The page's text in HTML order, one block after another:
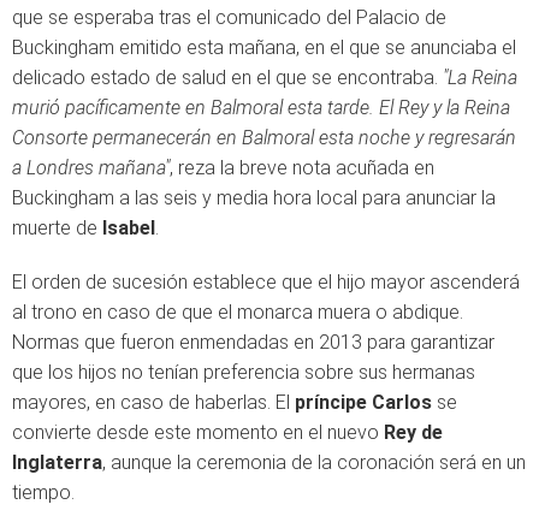
que se esperaba tras el comunicado del Palacio de
Buckingham emitido esta mañana, en el que se anunciaba el
delicado estado de salud en el que se encontraba. "La Reina
murió pacíficamente en Balmoral esta tarde. El Rey y la Reina
Consorte permanecerán en Balmoral esta noche y regresarán
a Londres mañana", reza la breve nota acuñada en
Buckingham a las seis y media hora local para anunciar la
muerte de Isabel.
El orden de sucesión establece que el hijo mayor ascenderá
al trono en caso de que el monarca muera o abdique.
Normas que fueron enmendadas en 2013 para garantizar
que los hijos no tenían preferencia sobre sus hermanas
mayores, en caso de haberlas. El príncipe Carlos se
convierte desde este momento en el nuevo Rey de
Inglaterra, aunque la ceremonia de la coronación será en un
tiempo.